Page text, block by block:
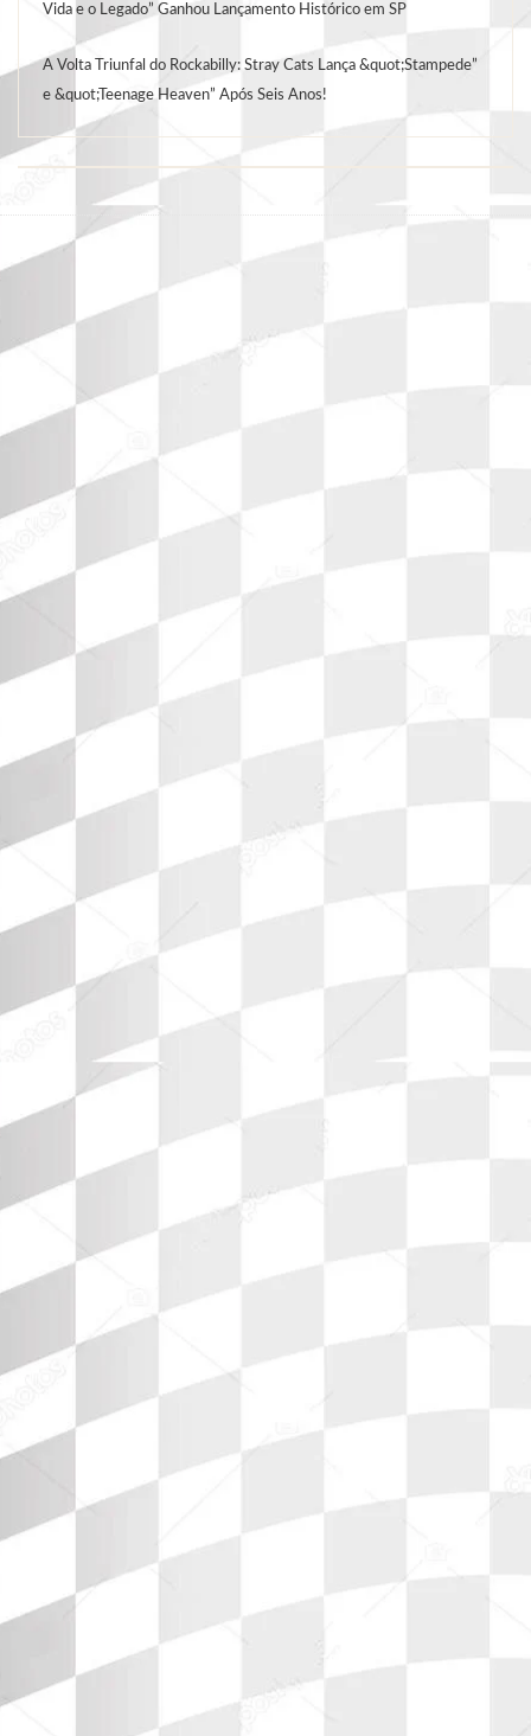
Vida e o Legado” Ganhou Lançamento Histórico em SP
A Volta Triunfal do Rockabilly: Stray Cats Lança &quot;Stampede”
e &quot;Teenage Heaven” Após Seis Anos!